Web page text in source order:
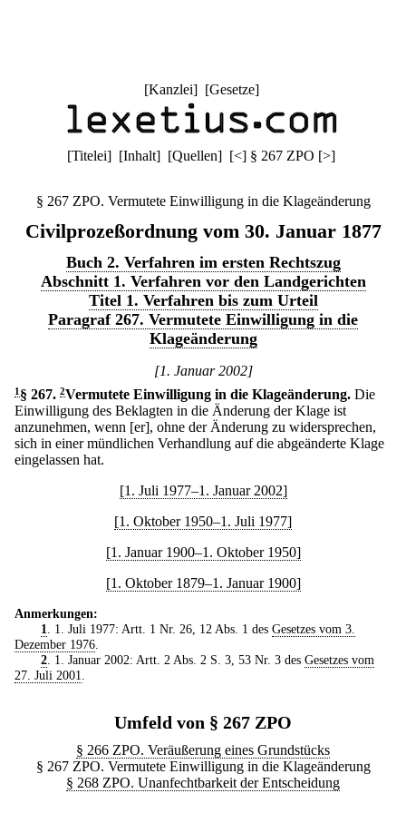
[Kanzlei] [Gesetze]
[Titelei] [Inhalt] [Quellen] [<] § 267 ZPO [>]
§ 267 ZPO. Vermutete Einwilligung in die Klageänderung
Civilprozeßordnung vom 30. Januar 1877
Buch 2. Verfahren im ersten Rechtszug
Abschnitt 1. Verfahren vor den Landgerichten
Titel 1. Verfahren bis zum Urteil
Paragraf 267. Vermutete Einwilligung in die
Klageänderung
[1. Januar 2002]
1 § 267. 2Vermutete Einwilligung in die Klageänderung. Die
Einwilligung des Beklagten in die Änderung der Klage ist
anzunehmen, wenn [er], ohne der Änderung zu widersprechen,
sich in einer mündlichen Verhandlung auf die abgeänderte Klage
eingelassen hat.
[1. Juli 1977–1. Januar 2002]
[1. Oktober 1950–1. Juli 1977]
[1. Januar 1900–1. Oktober 1950]
[1. Oktober 1879–1. Januar 1900]
Anmerkungen:
1
. 1. Juli 1977: Artt. 1 Nr. 26, 12 Abs. 1 des Gesetzes vom 3.
Dezember 1976
2. 1. Januar 2002: Artt. 2 Abs. 2 S. 3, 53 Nr. 3 des Gesetzes vom
27. Juli 2001
Umfeld von § 267 ZPO
§ 266 ZPO. Veräußerung eines Grundstücks
§ 267 ZPO. Vermutete Einwilligung in die Klageänderung
§ 268 ZPO. Unanfechtbarkeit der Entscheidung